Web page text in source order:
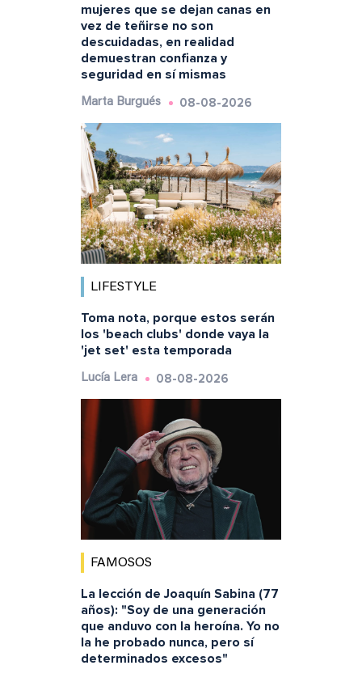
mujeres que se dejan canas en
vez de teñirse no son
descuidadas, en realidad
demuestran confianza y
seguridad en sí mismas
Marta Burgués 08-08-2026
LIFESTYLE
Toma nota, porque estos serán
los 'beach clubs' donde vaya la
'jet set' esta temporada
Lucía Lera 08-08-2026
FAMOSOS
La lección de Joaquín Sabina (77
años): "Soy de una generación
que anduvo con la heroína. Yo no
la he probado nunca, pero sí
determinados excesos"